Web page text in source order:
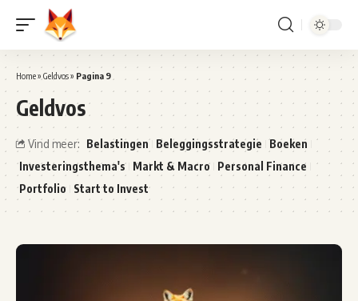
Home» Geldvos» Pagina 9
Geldvos
Vind meer: Belastingen Beleggingsstrategie Boeken
Investeringsthema's Markt & Macro Personal Finance
Portfolio Start to Invest